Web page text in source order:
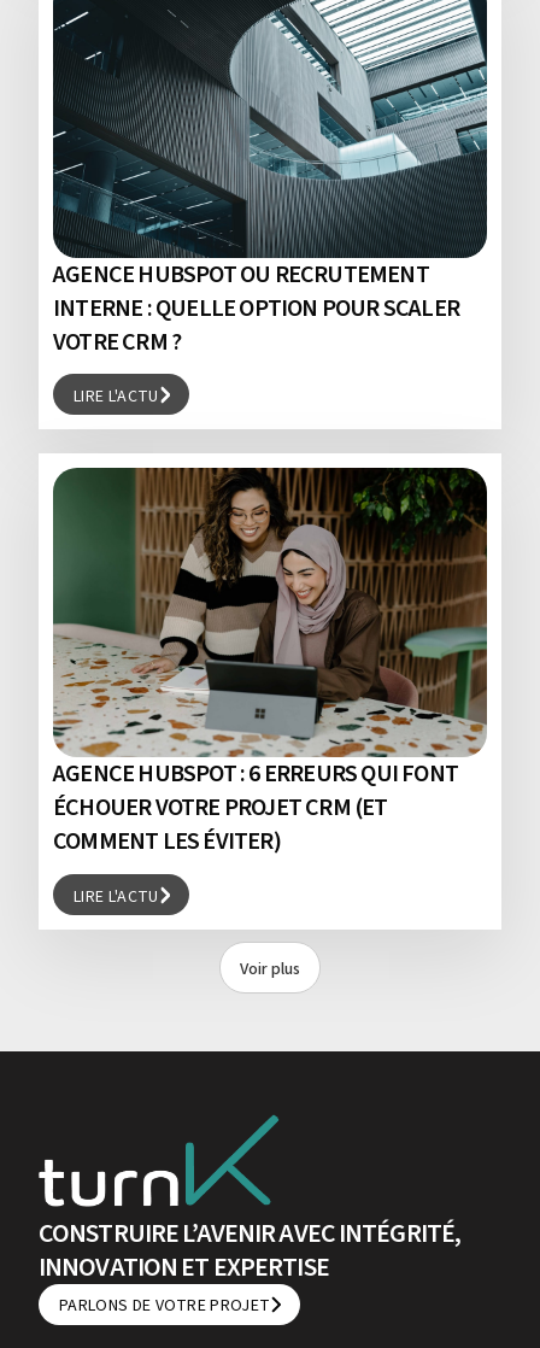
AGENCE HUBSPOT OU RECRUTEMENT
INTERNE : QUELLE OPTION POUR SCALER
VOTRE CRM ?
LIRE L'ACTU
LIRE L'ACTU
AGENCE HUBSPOT : 6 ERREURS QUI FONT
ÉCHOUER VOTRE PROJET CRM (ET
COMMENT LES ÉVITER)
LIRE L'ACTU
LIRE L'ACTU
Voir plus
CONSTRUIRE L’AVENIR AVEC INTÉGRITÉ,
INNOVATION ET EXPERTISE
PARLONS DE VOTRE PROJET
PARLONS DE VOTRE PROJET